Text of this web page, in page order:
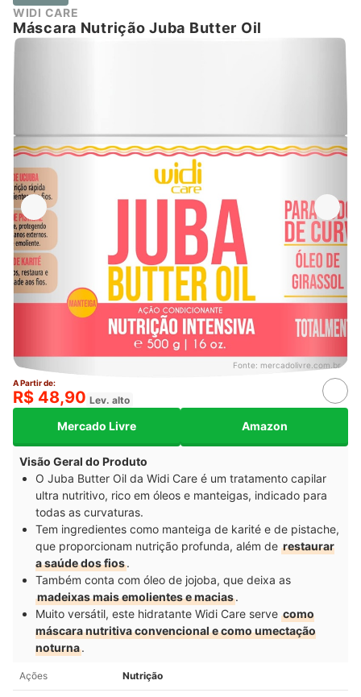
WIDI CARE
Máscara Nutrição Juba Butter Oil
Fonte: mercadolivre.com.br
A Partir de:
R$ 48,90 Lev. alto
Mercado Livre Amazon
Visão Geral do Produto
O Juba Butter Oil da Widi Care é um tratamento capilar
ultra nutritivo, rico em óleos e manteigas, indicado para
todas as curvaturas.
Tem ingredientes como manteiga de karité e de pistache,
que proporcionam nutrição profunda, além de restaurar
a saúde dos fios.
Também conta com óleo de jojoba, que deixa as
madeixas mais emolientes e macias.
Muito versátil, este hidratante Widi Care serve como
máscara nutritiva convencional e como umectação
noturna.
Ações Nutrição